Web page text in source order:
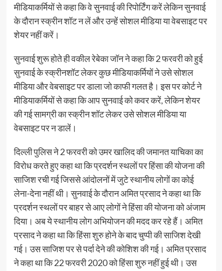
मीडियाकर्मियों से कहा कि वे सुनवाई की रिपोर्टिंग करें लेकिन सुनवाई
के दौरान स्क्रीन शॉट न लें और उन्हें सोशल मीडिया या वेबसाइट पर
शेयर नहीं करें।
सुनवाई शुरू होते ही वकील रेबेका जॉन ने कहा कि 2 फरवरी को हुई
सुनवाई के स्क्रीनशॉट लेकर कुछ मीडियाकर्मियों ने उसे सोशल
मीडिया और वेबसाइट पर डाला जो काफी गलत है। इस पर कोर्ट ने
मीडियाकर्मियों से कहा कि आप सुनवाई को कवर करें, लेकिन शेयर
की गई सामग्री का स्क्रीन शॉट लेकर उसे सोशल मीडिया या
वेबसाइट पर न डालें।
दिल्ली पुलिस ने 2 फरवरी को उमर खालिद की जमानत याचिका का
विरोध करते हुए कहा था कि प्रदर्शन स्थलों पर हिंसा की योजना की
साजिश रची गई जिससे आंदोलनों में जुटे स्थानीय लोगों का कोई
लेना-देना नहीं थी। सुनवाई के दौरान अमित प्रसाद ने कहा था कि
प्रदर्शन स्थलों पर बाहर से आए लोगों ने हिंसा की योजना को अंजाम
दिया। अब ये स्थानीय लोग अभियोजन की मदद कर रहे हैं। अमित
प्रसाद ने कहा था कि हिंसा शुरु होने के बाद चुप्पी की साजिश देखी
गई। उस साजिश पर से पर्दा देने की कोशिश की गई। अमित प्रसाद
ने कहा था कि 22 फरवरी 2020 को हिंसा शुरु नहीं हुई थी। उस